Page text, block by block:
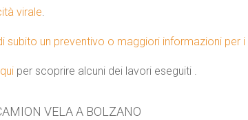
virale.
subito un preventivo o maggiori informazioni per
per scoprire alcuni dei lavori eseguiti .
VELA A BOLZANO